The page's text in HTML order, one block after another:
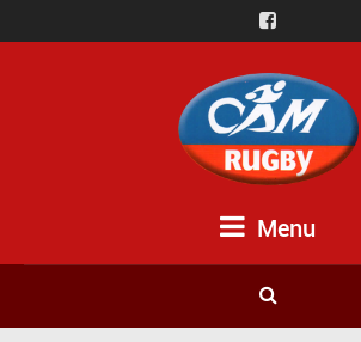
Menu